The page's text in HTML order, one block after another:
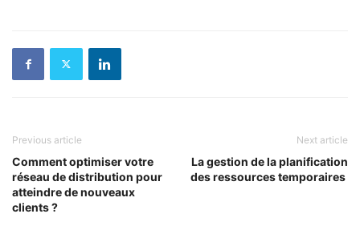
Previous article
Comment optimiser votre
réseau de distribution pour
atteindre de nouveaux
clients ?
Next article
La gestion de la planification
des ressources temporaires